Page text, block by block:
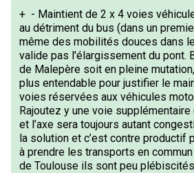
+ - Maintient de 2 x 4 voies
au détriment du bus (dans un
même des mobilités douces dans
valide pas l'élargissement du pont.
de Malepère soit en pleine
plus entendable pour justifier le
voies réservées aux véhicules
Rajoutez y une voie
et l’axe sera toujours autant
la solution et c’est contre productif
à prendre les transports en commun
de Toulouse ils sont peu